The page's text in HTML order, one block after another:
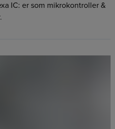
IC: er som mikrokontroller &